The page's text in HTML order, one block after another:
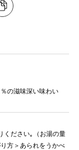
の滋味深い味わい
ください｡（お湯の量
方＞あられをうかべ